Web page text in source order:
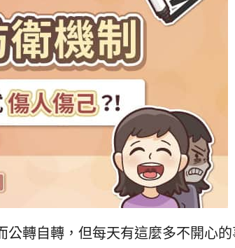
轉自轉，但每天有這麼多不開心